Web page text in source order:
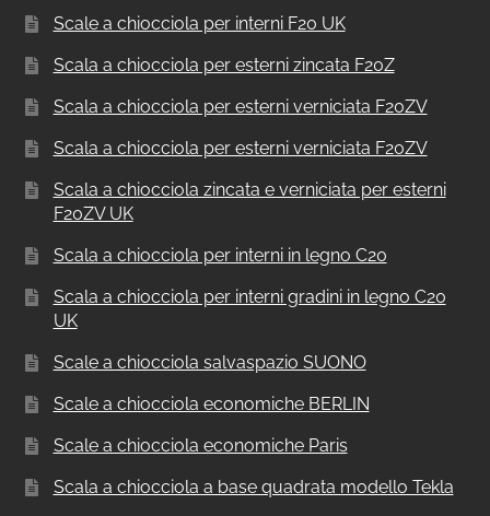
Scale a chiocciola per interni F20 UK
Scala a chiocciola per esterni zincata F20Z
Scala a chiocciola per esterni verniciata F20ZV
Scala a chiocciola per esterni verniciata F20ZV
Scala a chiocciola zincata e verniciata per esterni
F20ZV UK
Scala a chiocciola per interni in legno C20
Scala a chiocciola per interni gradini in legno C20
UK
Scale a chiocciola salvaspazio SUONO
Scale a chiocciola economiche BERLIN
Scale a chiocciola economiche Paris
Scala a chiocciola a base quadrata modello Tekla